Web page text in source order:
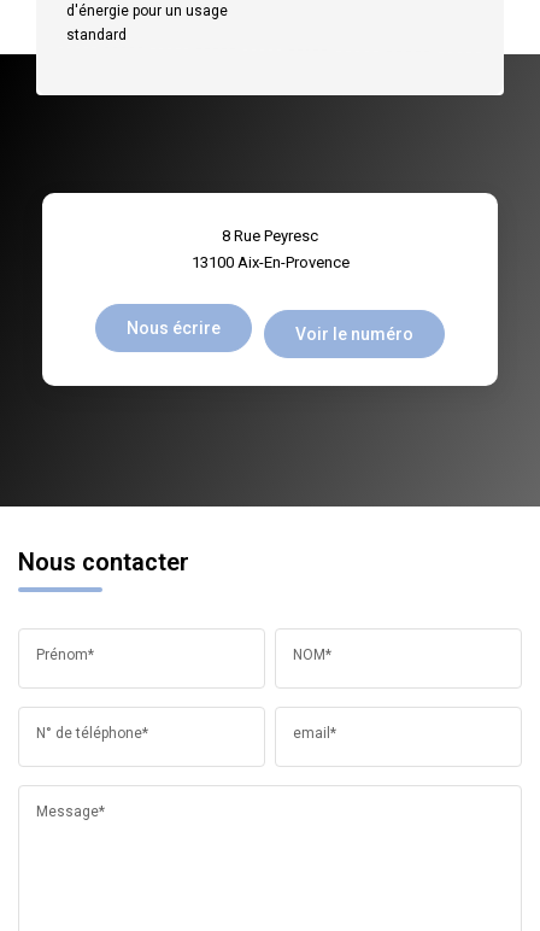
d'énergie pour un usage
standard
8 Rue Peyresc
13100 Aix-En-Provence
Nous écrire Voir le numéro
Nous contacter
Prénom* NOM*
N° de téléphone* email*
Message*